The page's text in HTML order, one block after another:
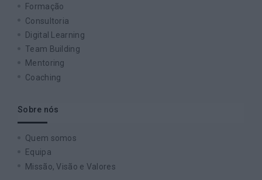
Formação
Consultoria
Digital Learning
Team Building
Mentoring
Coaching
Sobre nós
Quem somos
Equipa
Missão, Visão e Valores